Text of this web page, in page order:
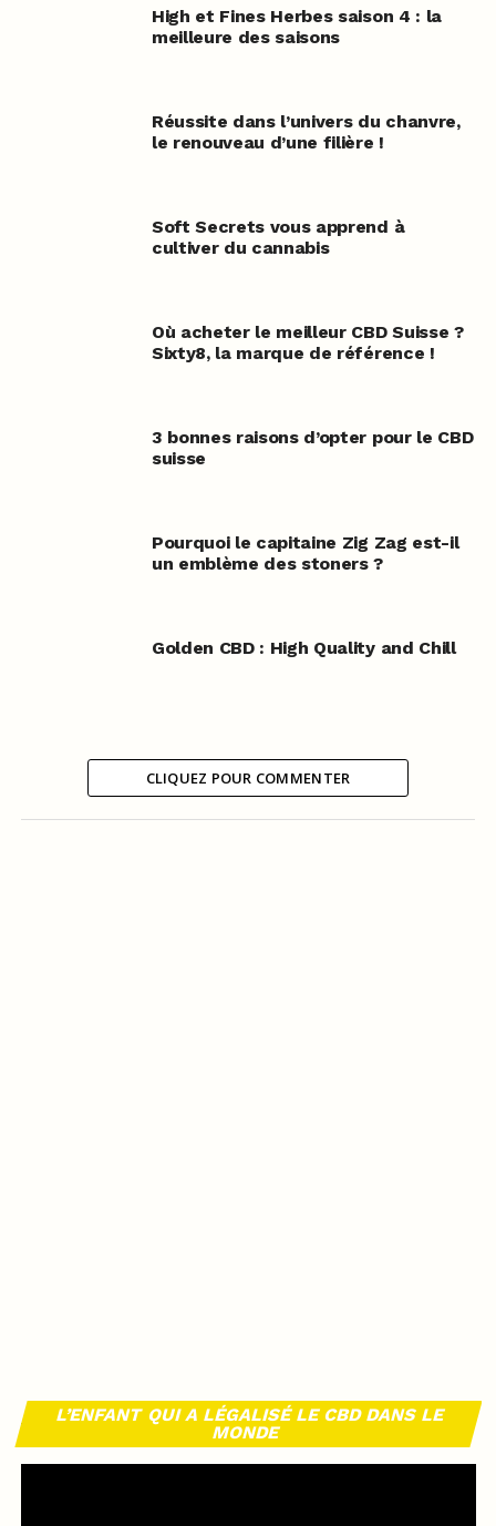
High et Fines Herbes saison 4 : la
meilleure des saisons
Réussite dans l’univers du chanvre,
le renouveau d’une filière !
Soft Secrets vous apprend à
cultiver du cannabis
Où acheter le meilleur CBD Suisse ?
Sixty8, la marque de référence !
3 bonnes raisons d’opter pour le CBD
suisse
Pourquoi le capitaine Zig Zag est-il
un emblème des stoners ?
Golden CBD : High Quality and Chill
CLIQUEZ POUR COMMENTER
L’ENFANT QUI A LÉGALISÉ LE CBD DANS LE
MONDE